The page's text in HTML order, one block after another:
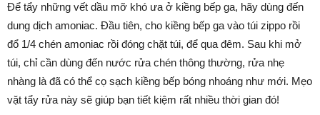
Để tẩy những vết dầu mỡ khó ưa ở kiềng bếp ga, hãy dùng đến
dung dịch amoniac. Đầu tiên, cho kiềng bếp ga vào túi zippo rồi
đổ 1/4 chén amoniac rồi đóng chặt túi, để qua đêm. Sau khi mở
túi, chỉ cần dùng đến nước rửa chén thông thường, rửa nhẹ
nhàng là đã có thể cọ sạch kiềng bếp bóng nhoáng như mới. Mẹo
vặt tẩy rửa này sẽ giúp bạn tiết kiệm rất nhiều thời gian đó!